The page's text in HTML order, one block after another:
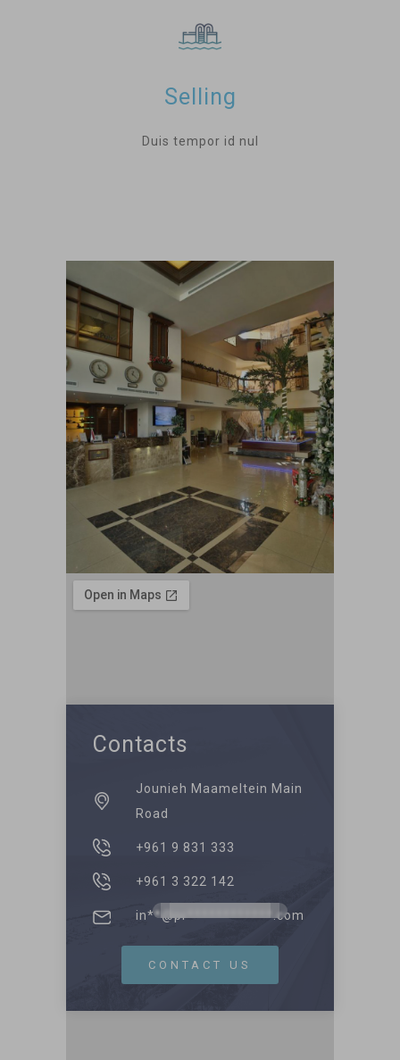
Selling
Duis tempor id nul
Contacts
Jounieh Maameltein Main
Road
+961 9 831 333
+961 3 322 142
in**@pr************.com
CONTACT US